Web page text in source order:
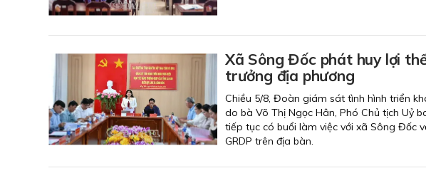
Xã Sông Đốc phát huy lợi
trưởng địa phương
Chiều 5/8, Đoàn giám sát tình hình triển
do bà Võ Thị Ngọc Hân, Phó Chủ tịch Uỷ
tiếp tục có buổi làm việc với xã Sông Đốc
GRDP trên địa bàn.